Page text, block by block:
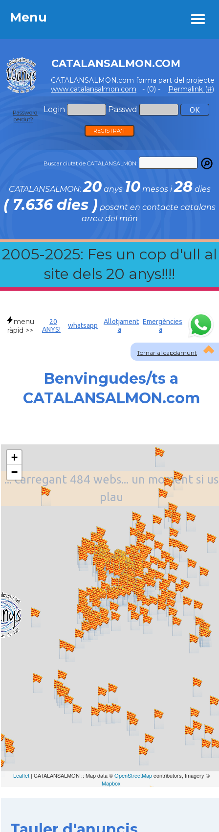
Menu
CATALANSALMON.COM
CATALANSALMON.com forma part del projecte
www.catalansalmon.com - (0) - Permalink (#)
Login Passwd
Password
perdut?
REGISTRA'T
Buscar ciutat de CATALANSALMON:
CATALANSALMON:20anys 10mesos i28 dies
( 7.636 dies ) posant en contacte catalans
arreu del món
2005-2025: Fes un cop d'ull al
site dels 20 anys!!!!
Menu
Tornar al capdamunt
menu
ràpid >>
20
ANYS!
whatsapp
Allotjament
a
Emergències
a
Benvingudes/ts a
CATALANSALMON.com
... carregant 484 webs... un moment si us
plau
+
−
Leaflet| CATALANSALMON :: Map data ©OpenStreetMapcontributors, Imagery ©
Mapbox